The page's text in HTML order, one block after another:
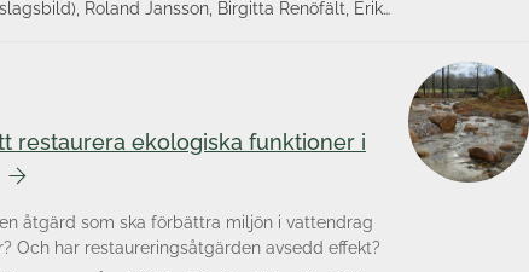
Roland Jansson, Birgitta Renöfält, Erik
restaurera ekologiska funktioner i
åtgärd som ska förbättra miljön i vattendrag
Och har restaureringsåtgärden avsedd effekt?